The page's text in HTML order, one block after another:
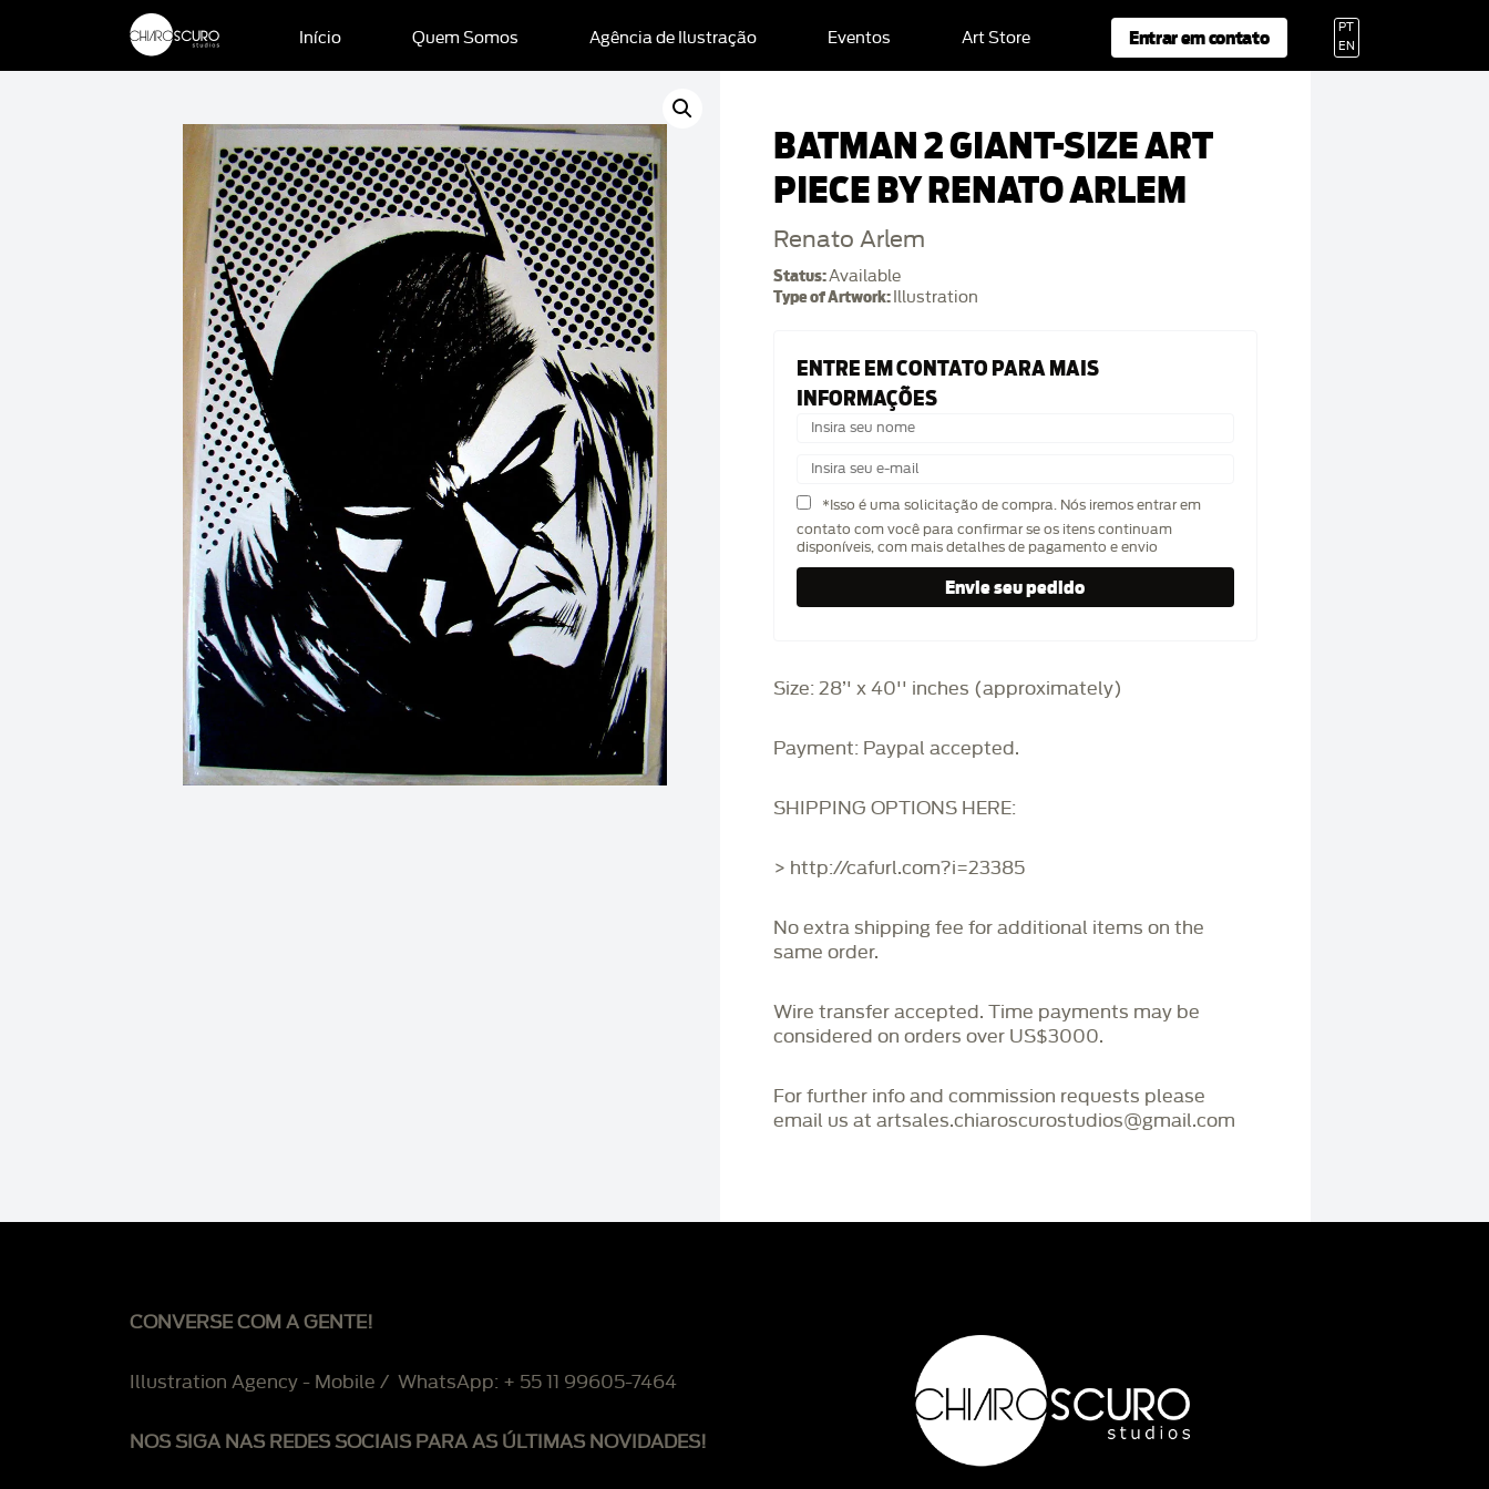
Início Quem Somos Agência de Ilustração Eventos Art Store Entrar em contato
PT
EN
BATMAN 2 GIANT-SIZE ART
PIECE BY RENATO ARLEM
Renato Arlem
Status:Available
Type of Artwork: Illustration
ENTRE EM CONTATO PARA MAIS
INFORMAÇÕES
*Isso é uma solicitação de compra. Nós iremos entrar em
contato com você para confirmar se os itens continuam
disponíveis, com mais detalhes de pagamento e envio
Size: 28’' x 40'' inches (approximately)
Payment: Paypal accepted.
SHIPPING OPTIONS HERE:
> http://cafurl.com?i=23385
No extra shipping fee for additional items on the
same order.
Wire transfer accepted. Time payments may be
considered on orders over US$3000.
For further info and commission requests please
email us at artsales.chiaroscurostudios@gmail.com
CONVERSE COM A GENTE!
Illustration Agency - Mobile / WhatsApp: + 55 11 99605-7464
NOS SIGA NAS REDES SOCIAIS PARA AS ÚLTIMAS NOVIDADES!